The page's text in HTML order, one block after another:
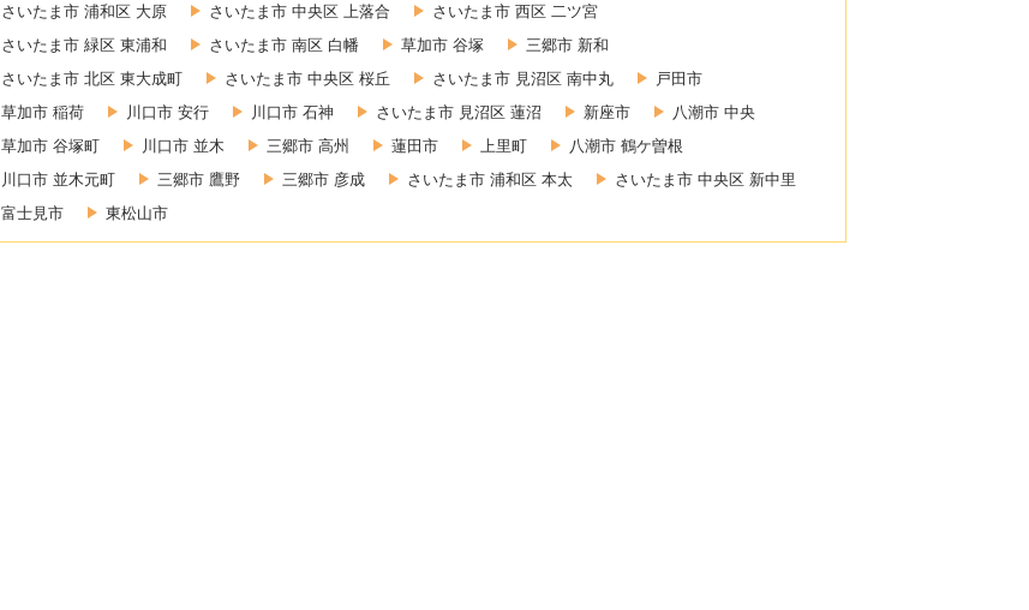
さいたま市 浦和区 大原
さいたま市 中央区 上落合
さいたま市 西区 二ツ宮
さいたま市 緑区 東浦和
さいたま市 南区 白幡 草加市 谷塚
三郷市 新和
さいたま市 北区 東大成町
さいたま市 中央区 桜丘 さいたま市 見沼区 南中丸
戸田市
草加市 稲荷
川口市 安行 川口市 石神 さいたま市 見沼区 蓮沼 新座市
八潮市 中央
草加市 谷塚町
川口市 並木 三郷市 高州 蓮田市 上里町
八潮市 鶴ケ曽根
川口市 並木元町
三郷市 鷹野 三郷市 彦成 さいたま市 浦和区 本太
さいたま市 中央区 新中里
富士見市
東松山市